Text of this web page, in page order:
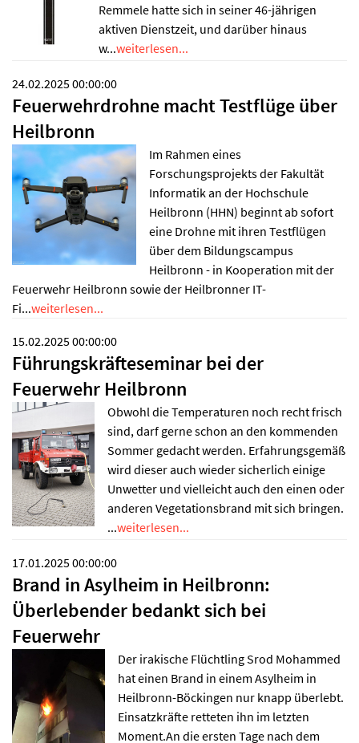
Remmele hatte sich in seiner 46-jährigen
aktiven Dienstzeit, und darüber hinaus
w...weiterlesen...
24.02.2025 00:00:00
Feuerwehrdrohne macht Testflüge über
Heilbronn
Im Rahmen eines
Forschungsprojekts der Fakultät
Informatik an der Hochschule
Heilbronn (HHN) beginnt ab sofort
eine Drohne mit ihren Testflügen
über dem Bildungscampus
Heilbronn - in Kooperation mit der
Feuerwehr Heilbronn sowie der Heilbronner IT-
Fi...weiterlesen...
15.02.2025 00:00:00
Führungskräfteseminar bei der
Feuerwehr Heilbronn
Obwohl die Temperaturen noch recht frisch
sind, darf gerne schon an den kommenden
Sommer gedacht werden. Erfahrungsgemäß
wird dieser auch wieder sicherlich einige
Unwetter und vielleicht auch den einen oder
anderen Vegetationsbrand mit sich bringen.
...weiterlesen...
17.01.2025 00:00:00
Brand in Asylheim in Heilbronn:
Überlebender bedankt sich bei
Feuerwehr
Der irakische Flüchtling Srod Mohammed
hat einen Brand in einem Asylheim in
Heilbronn-Böckingen nur knapp überlebt.
Einsatzkräfte retteten ihn im letzten
Moment.An die ersten Tage nach dem